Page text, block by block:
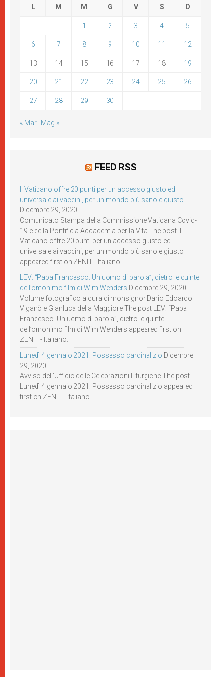
L M M G V S D
1 2 3 4 5
6 7 8 9 10 11 12
13 14 15 16 17 18 19
20 21 22 23 24 25 26
27 28 29 30
« Mar Mag »
FEED RSS
Il Vaticano offre 20 punti per un accesso giusto ed
universale ai vaccini, per un mondo più sano e giusto
Dicembre 29, 2020
Comunicato Stampa della Commissione Vaticana Covid-
19 e della Pontificia Accademia per la Vita The post Il
Vaticano offre 20 punti per un accesso giusto ed
universale ai vaccini, per un mondo più sano e giusto
appeared first on ZENIT - Italiano.
LEV: “Papa Francesco. Un uomo di parola”, dietro le quinte
dell’omonimo film di Wim Wenders Dicembre 29, 2020
Volume fotografico a cura di monsignor Dario Edoardo
Viganò e Gianluca della Maggiore The post LEV: “Papa
Francesco. Un uomo di parola”, dietro le quinte
dell’omonimo film di Wim Wenders appeared first on
ZENIT - Italiano.
Lunedì 4 gennaio 2021: Possesso cardinalizio Dicembre
29, 2020
Avviso dell’Ufficio delle Celebrazioni Liturgiche The post
Lunedì 4 gennaio 2021: Possesso cardinalizio appeared
first on ZENIT - Italiano.